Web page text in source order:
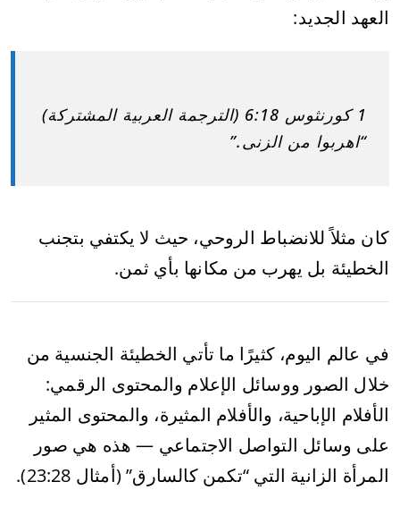
العهد الجديد:
1 كورنثوس 6:18 (الترجمة العربية المشتركة)
“اهربوا من الزنى.”
كان مثلاً للانضباط الروحي، حيث لا يكتفي بتجنب
الخطيئة بل يهرب من مكانها بأي ثمن.
في عالم اليوم، كثيرًا ما تأتي الخطيئة الجنسية من
خلال الصور ووسائل الإعلام والمحتوى الرقمي:
الأفلام الإباحية، والأفلام المثيرة، والمحتوى المثير
على وسائل التواصل الاجتماعي — هذه هي صور
المرأة الزانية التي “تكمن كالسارق” (أمثال 23:28).